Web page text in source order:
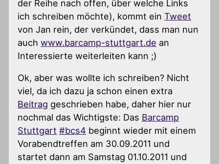
der Reihe nach offen, über welche Links
ich schreiben möchte), kommt einTweet
von Jan rein, der verkündet, dass man nun
auchwww.barcamp-stuttgart.de an
Interessierte weiterleiten kann ;)
Ok, aber was wollte ich schreiben? Nicht
viel, da ich dazu ja schon einen extra
Beitrag geschrieben habe, daher hier nur
nochmal das Wichtigste: Das Barcamp
Stuttgart #bcs4 beginnt wieder mit einem
Vorabendtreffen am 30.09.2011 und
startet dann am Samstag 01.10.2011 und